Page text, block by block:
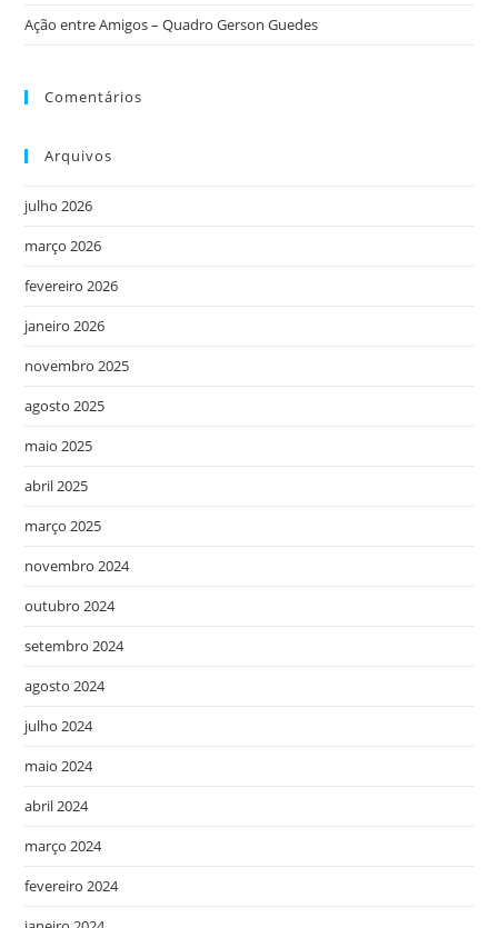
Ação entre Amigos – Quadro Gerson Guedes
Comentários
Arquivos
julho 2026
março 2026
fevereiro 2026
janeiro 2026
novembro 2025
agosto 2025
maio 2025
abril 2025
março 2025
novembro 2024
outubro 2024
setembro 2024
agosto 2024
julho 2024
maio 2024
abril 2024
março 2024
fevereiro 2024